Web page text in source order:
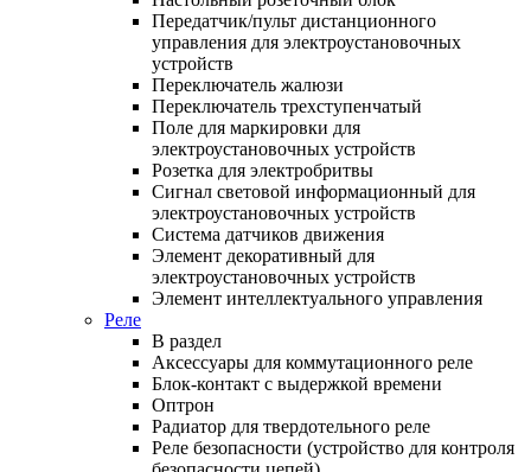
Передатчик/пульт дистанционного
управления для электроустановочных
устройств
Переключатель жалюзи
Переключатель трехступенчатый
Поле для маркировки для
электроустановочных устройств
Розетка для электробритвы
Сигнал световой информационный для
электроустановочных устройств
Система датчиков движения
Элемент декоративный для
электроустановочных устройств
Элемент интеллектуального управления
Реле
В раздел
Аксессуары для коммутационного реле
Блок-контакт с выдержкой времени
Оптрон
Радиатор для твердотельного реле
Реле безопасности (устройство для контроля